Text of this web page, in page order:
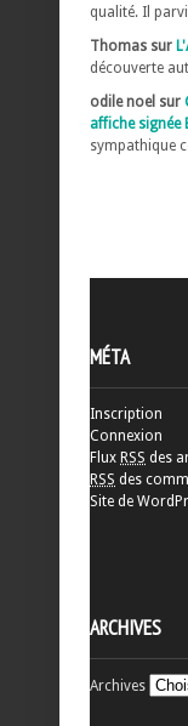
qualité. Il
Thomas sur
découverte
odile noel sur
affiche signée
sympathique
MÉTA
Inscription
Connexion
Flux RSS des
RSS des
Site de
ARCHIVES
Archives